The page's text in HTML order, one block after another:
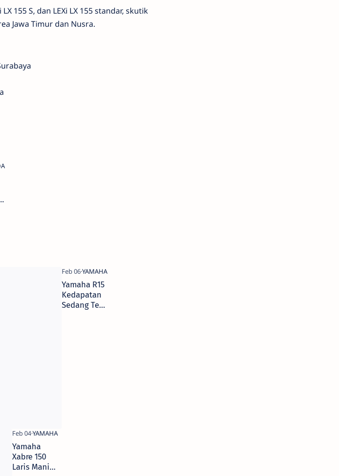
155 S, dan LEXi LX 155 standar, skutik
Jawa Timur dan Nusra.
Yamaha R15
Kedapatan
Sedang Test
Yamaha
Xabre 150
Laris Manis,.